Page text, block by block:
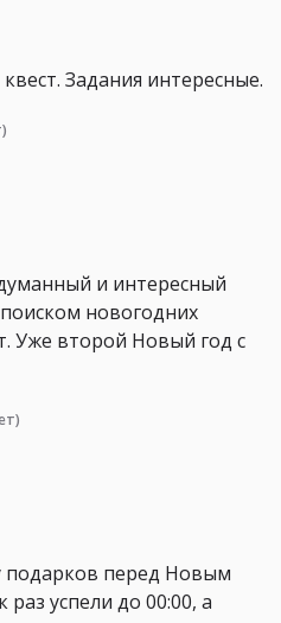
Задания интересные.
и интересный
новогодних
Уже второй Новый год с
подарков перед Новым
раз успели до 00:00, а